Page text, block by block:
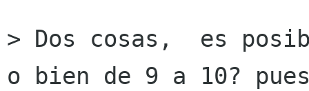
> Dos cosas,  es
o bien de 9 a 10?